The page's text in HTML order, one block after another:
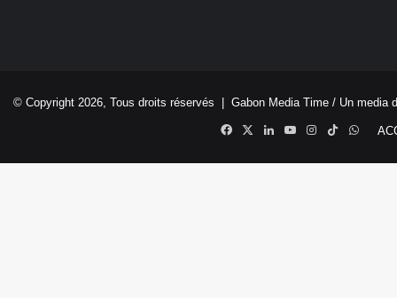
© Copyright 2026, Tous droits réservés | Gabon Media Time / Un media
Facebook
X LinkedinYouTubeInstagram
TikTok